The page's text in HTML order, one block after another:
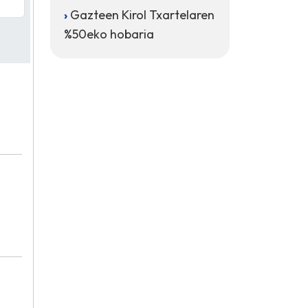
Gazteen Kirol Txartelaren
%50eko hobaria